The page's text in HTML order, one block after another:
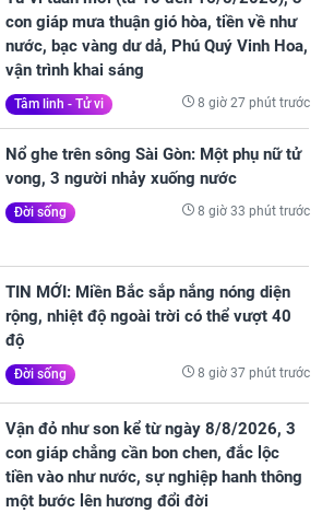
con giáp mưa thuận gió hòa, tiền về như
nước, bạc vàng dư dả, Phú Quý Vinh Hoa,
vận trình khai sáng
Tâm linh - Tử vi 8 giờ 27 phút trước
Nổ ghe trên sông Sài Gòn: Một phụ nữ tử
vong, 3 người nhảy xuống nước
Đời sống 8 giờ 33 phút trước
TIN MỚI: Miền Bắc sắp nắng nóng diện
rộng, nhiệt độ ngoài trời có thể vượt 40
độ
Đời sống 8 giờ 37 phút trước
Vận đỏ như son kể từ ngày 8/8/2026, 3
con giáp chẳng cần bon chen, đắc lộc
tiền vào như nước, sự nghiệp hanh thông
một bước lên hương đổi đời